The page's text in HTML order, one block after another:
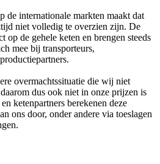
de internationale markten maakt dat
niet volledig te overzien zijn. De
op de gehele keten en brengen steeds
mee bij transporteurs,
overmachtssituatie die wij niet
dus ook niet in onze prijzen is
ketenpartners berekenen deze
ons door, onder andere via toeslagen